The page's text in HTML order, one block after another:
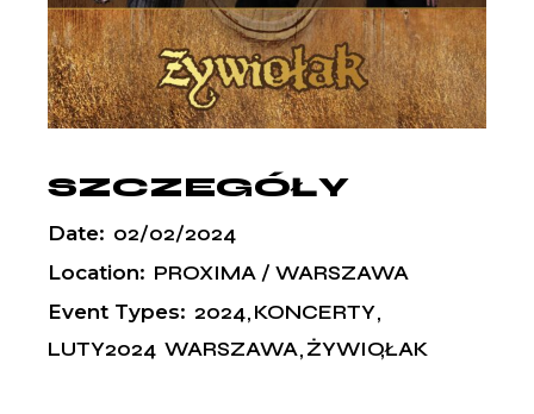
SZCZEGÓŁY
Date: 02/02/2024
Location: PROXIMA / WARSZAWA
Event Types: 2024 KONCERTY
LUTY2024 WARSZAWA ŻYWIOŁAK